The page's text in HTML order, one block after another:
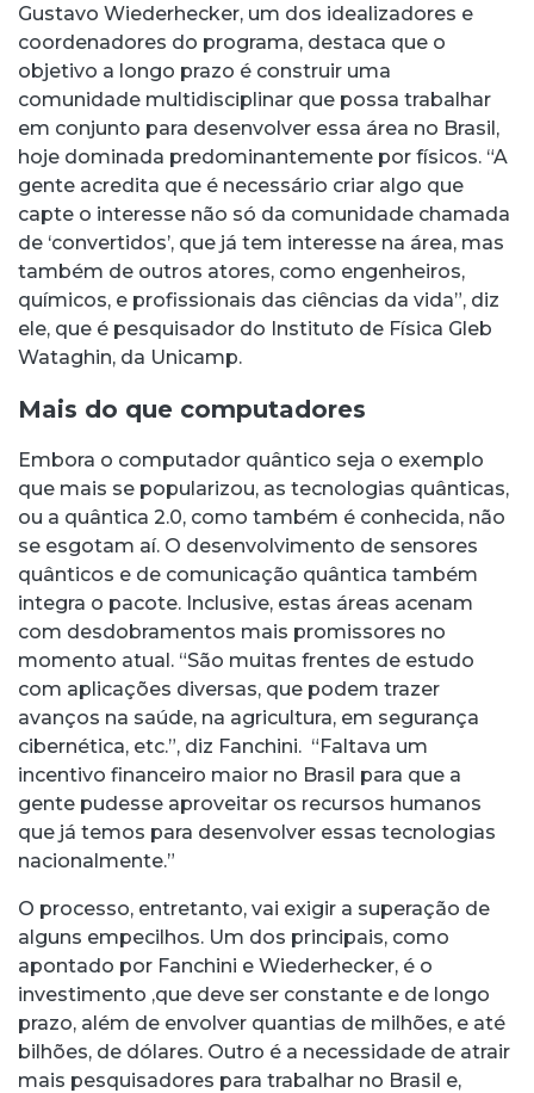
Gustavo Wiederhecker, um dos idealizadores e
coordenadores do programa, destaca que o
objetivo a longo prazo é construir uma
comunidade multidisciplinar que possa trabalhar
em conjunto para desenvolver essa área no Brasil,
hoje dominada predominantemente por físicos. “A
gente acredita que é necessário criar algo que
capte o interesse não só da comunidade chamada
de ‘convertidos’, que já tem interesse na área, mas
também de outros atores, como engenheiros,
químicos, e profissionais das ciências da vida”, diz
ele, que é pesquisador do Instituto de Física Gleb
Wataghin, da Unicamp.
Mais do que computadores
Embora o computador quântico seja o exemplo
que mais se popularizou, as tecnologias quânticas,
ou a quântica 2.0, como também é conhecida, não
se esgotam aí. O desenvolvimento de sensores
quânticos e de comunicação quântica também
integra o pacote. Inclusive, estas áreas acenam
com desdobramentos mais promissores no
momento atual. “São muitas frentes de estudo
com aplicações diversas, que podem trazer
avanços na saúde, na agricultura, em segurança
cibernética, etc.”, diz Fanchini. “Faltava um
incentivo financeiro maior no Brasil para que a
gente pudesse aproveitar os recursos humanos
que já temos para desenvolver essas tecnologias
nacionalmente.”
O processo, entretanto, vai exigir a superação de
alguns empecilhos. Um dos principais, como
apontado por Fanchini e Wiederhecker, é o
investimento ,que deve ser constante e de longo
prazo, além de envolver quantias de milhões, e até
bilhões, de dólares. Outro é a necessidade de atrair
mais pesquisadores para trabalhar no Brasil e,